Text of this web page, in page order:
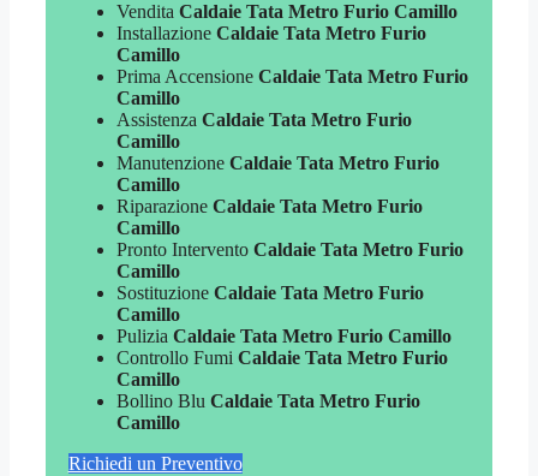
Vendita Caldaie Tata Metro Furio Camillo
Installazione Caldaie Tata Metro Furio
Camillo
Prima Accensione Caldaie Tata Metro Furio
Camillo
Assistenza Caldaie Tata Metro Furio
Camillo
Manutenzione Caldaie Tata Metro Furio
Camillo
Riparazione Caldaie Tata Metro Furio
Camillo
Pronto Intervento Caldaie Tata Metro Furio
Camillo
Sostituzione Caldaie Tata Metro Furio
Camillo
Pulizia Caldaie Tata Metro Furio Camillo
Controllo Fumi Caldaie Tata Metro Furio
Camillo
Bollino Blu Caldaie Tata Metro Furio
Camillo
Richiedi un Preventivo